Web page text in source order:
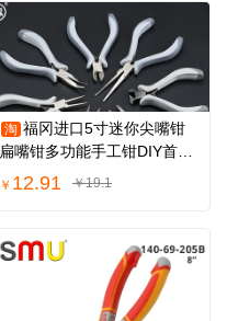
淘 福冈进口5寸迷你尖嘴钳
扁嘴钳多功能手工钳DIY首饰
珠宝圆嘴斜嘴钳
￥ 12.91 ￥19.1